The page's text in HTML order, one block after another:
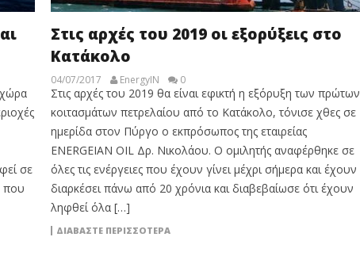
σε
που
Στις αρχές του 2019 οι εξορύξεις στο
Κατάκολο
04/07/2017 EnergyIN 0
Στις αρχές του 2019 θα είναι εφικτή η εξόρυξη των πρώτων
κοιτασμάτων πετρελαίου από το Κατάκολο, τόνισε χθες σε
ημερίδα στον Πύργο ο εκπρόσωπος της εταιρείας
ENERGEIAN OIL Δρ. Νικολάου. Ο ομιλητής αναφέρθηκε σε
όλες τις ενέργειες που έχουν γίνει μέχρι σήμερα και έχουν
διαρκέσει πάνω από 20 χρόνια και διαβεβαίωσε ότι έχουν
ληφθεί όλα […]
ΔΙΑΒΆΣΤΕ ΠΕΡΙΣΣΌΤΕΡΑ